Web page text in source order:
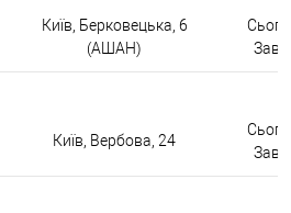
Київ, Берковецька, 6
(АШАН)
Київ, Вербова, 24